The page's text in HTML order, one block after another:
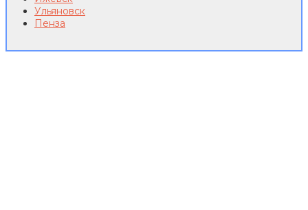
Ульяновск
Пенза